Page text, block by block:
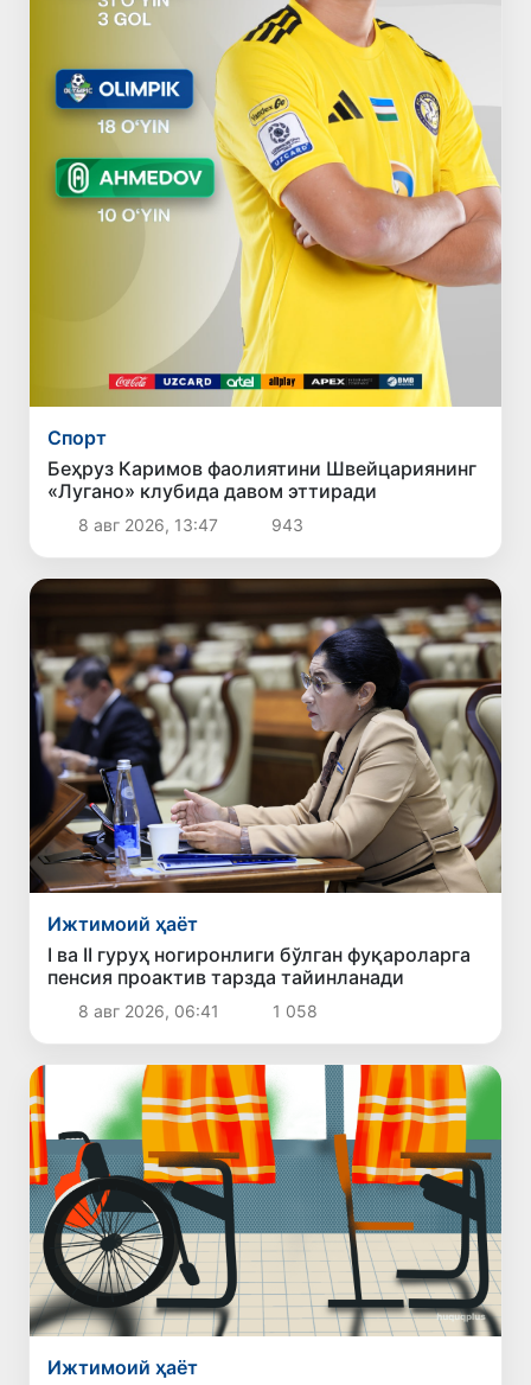
Спорт
Беҳруз Каримов фаолиятини Швейцариянинг
«Лугано» клубида давом эттиради
8 авг 2026, 13:47 943
Ижтимоий ҳаёт
I ва II гуруҳ ногиронлиги бўлган фуқароларга
пенсия проактив тарзда тайинланади
8 авг 2026, 06:41 1 058
Ижтимоий ҳаёт